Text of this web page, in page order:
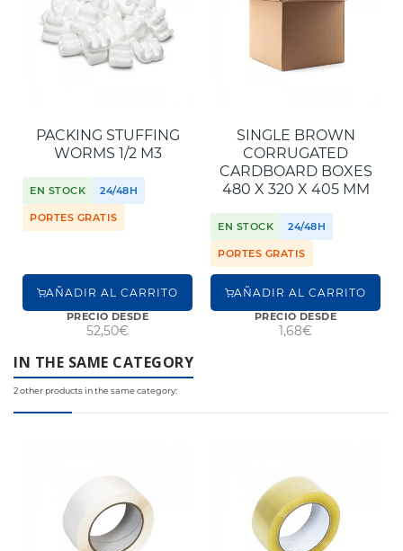
PACKING STUFFING
WORMS 1/2 M3
EN STOCK 24/48H
PORTES GRATIS
AÑADIR AL CARRITO
PRECIO DESDE
52,50€
SINGLE BROWN
CORRUGATED
CARDBOARD BOXES
480 X 320 X 405 MM
EN STOCK 24/48H
PORTES GRATIS
AÑADIR AL CARRITO
PRECIO DESDE
1,68€
IN THE SAME CATEGORY
2 other products in the same category: